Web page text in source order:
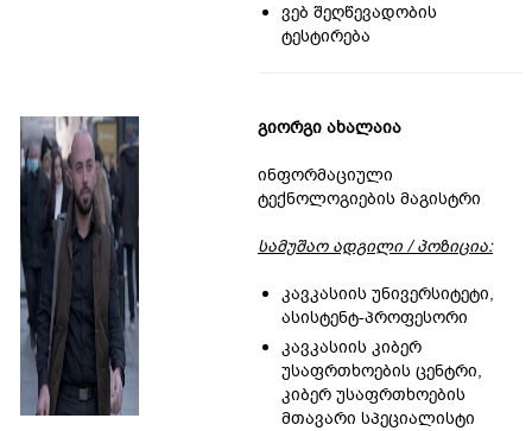
ვებ შეღწევადობის
ტესტირება
გიორგი ახალაია
ინფორმაციული
ტექნოლოგიების მაგისტრი
სამუშაო ადგილი / პოზიცია:
კავკასიის უნივერსიტეტი,
ასისტენტ-პროფესორი
კავკასიის კიბერ
უსაფრთხოების ცენტრი,
კიბერ უსაფრთხოების
მთავარი სპეციალისტი